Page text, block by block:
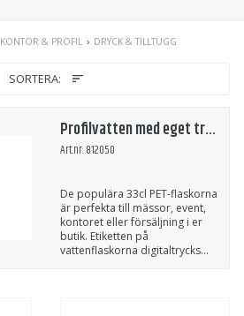
KONTOR & PROFIL DRYCK & TILLTUGG
SORTERA:
Profilvatten med eget tryck 33cl
Art.nr: 812050
De populära 33cl PET-flaskorna
är perfekta till mässor, event,
kontoret eller försäljning i er
butik. Etiketten på
vattenflaskorna digitaltrycks...